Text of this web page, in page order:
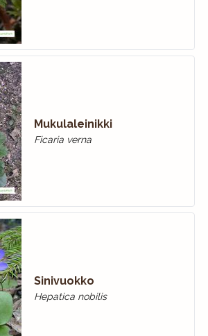
Mukulaleinikki
Ficaria verna
Sinivuokko
Hepatica nobilis